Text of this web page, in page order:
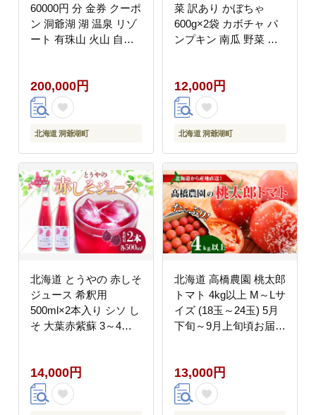
60000円 分 金券 クーポ
ン 洞爺湖 湖 温泉 リゾ
ート 有珠山 火山 自然
海道 ふるさと納税 絶景
旅 体験
200,000円
北海道 洞爺湖町
菜 訳あり かぼちゃ
600g×2袋 カボチャ パ
ンプキン 南瓜 野菜 冷
簡単 便利 一人暮らし
小分け BBQ キャンプ
弁当 送料無料 冷凍 北
海道 洞爺湖町
12,000円
北海道 洞爺湖町
北海道 とうやの 赤しそ
ジュース 希釈用
500ml×2本入り シソ し
そ 大葉赤紫蘇 3～4倍
とうや 送料無料
14,000円
北海道 高橋農園 桃太郎
トマト 4kg以上 M～Lサ
イズ (18玉～24玉) 5月
下旬～9月上旬頃お届け
菜 安心 安全 とれたて
完熟 洞爺湖町 送料無料
13,000円